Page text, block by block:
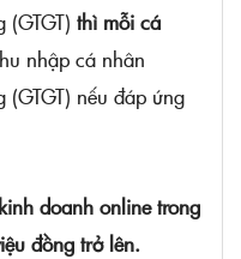
thì mỗi cá
nhập cá nhân
nếu đáp ứng
doanh online trong
đồng trở lên.